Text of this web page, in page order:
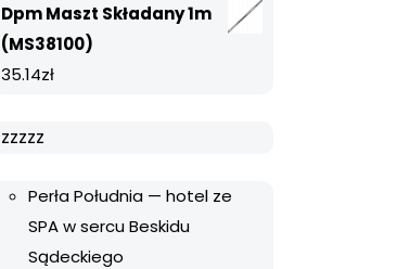
Dpm Maszt Składany 1m
(MS38100)
35.14zł
zzzzz
Perła Południa — hotel ze
SPA w sercu Beskidu
Sądeckiego